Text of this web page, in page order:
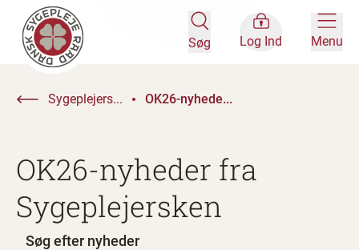
Søg Log Ind Menu
Sygeplejers... OK26-nyhede...
OK26-nyheder fra
Sygeplejersken
Søg efter nyheder